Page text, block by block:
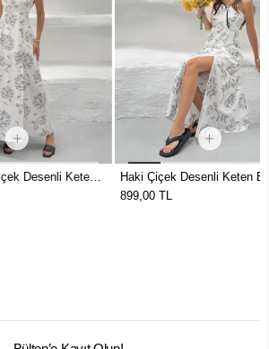
Keten
Haki Çiçek Desenli Keten Elbise
899,00 TL